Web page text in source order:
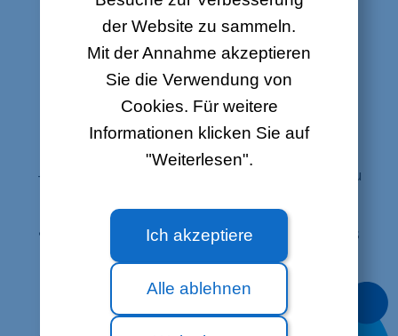
der Website zu sammeln.
Mit der Annahme akzeptieren
Sie die Verwendung von
Cookies. Für weitere
Informationen klicken Sie auf
"Weiterlesen".
Ich akzeptiere
Alle ablehnen
Über 100 TV-Kanäle, einschließlich 60 in HD
- Sehen Sie sich Ihre Sendungen und Filme bis zu
•
Steuern Sie Ihr Live-Programm
, indem Sie es
anhalten oder von Anfang an neu starten.